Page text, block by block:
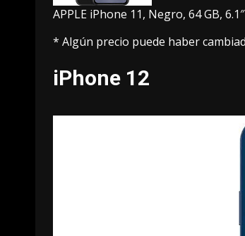
APPLE iPhone 11, Negro, 64 GB,
* Algún precio puede haber
iPhone 12